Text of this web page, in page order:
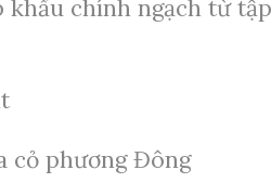
khẩu chính ngạch từ
cỏ phương Đông